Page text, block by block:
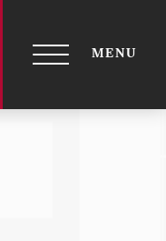
TOGGLE
MENU